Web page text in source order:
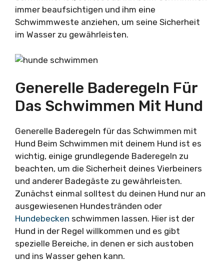
immer beaufsichtigen und ihm eine
Schwimmweste anziehen, um seine Sicherheit
im Wasser zu gewährleisten.
Generelle Baderegeln Für
Das Schwimmen Mit Hund
Generelle Baderegeln für das Schwimmen mit
Hund Beim Schwimmen mit deinem Hund ist es
wichtig, einige grundlegende Baderegeln zu
beachten, um die Sicherheit deines Vierbeiners
und anderer Badegäste zu gewährleisten.
Zunächst einmal solltest du deinen Hund nur an
ausgewiesenen Hundestränden oder
Hundebecken schwimmen lassen. Hier ist der
Hund in der Regel willkommen und es gibt
spezielle Bereiche, in denen er sich austoben
und ins Wasser gehen kann.